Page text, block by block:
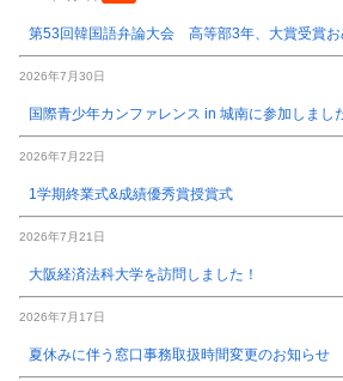
第53回韓国語弁論大会 高等部3年、大賞受賞お
2026年7月30日
国際青少年カンファレンス in 城南に参加しまし
2026年7月22日
1学期終業式&成績優秀賞授賞式
2026年7月21日
大阪経済法科大学を訪問しました！
2026年7月17日
夏休みに伴う窓口事務取扱時間変更のお知らせ